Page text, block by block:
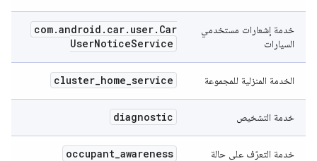
خدمة إشعارات مستخدمي
السيارات
com.android . car. user. Car
UserNoticeService
الخدمة المنزلية للمجموعة cluster_home_service
خدمة التشخيص diagnostic
خدمة التعرّف على حالة
occupant_awareness